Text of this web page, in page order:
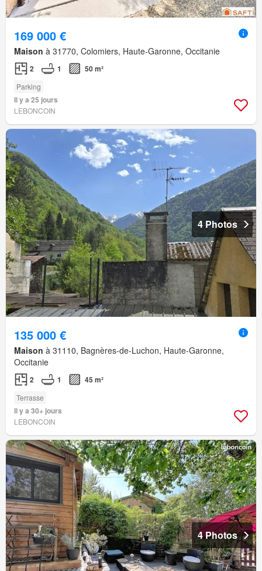
169 000 €
Maison à 31770, Colomiers, Haute-Garonne, Occitanie
2 1 50 m²
Parking
Il y a 25 jours
LEBONCOIN
4 Photos
135 000 €
Maison à 31110, Bagnères-de-Luchon, Haute-Garonne,
Occitanie
2 1 45 m²
Terrasse
Il y a 30+ jours
LEBONCOIN
4 Photos